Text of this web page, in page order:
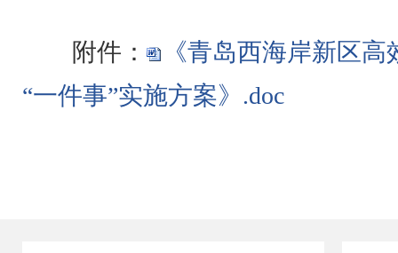
附件：
《青岛西海岸新区
“一件事”实施方案》.doc